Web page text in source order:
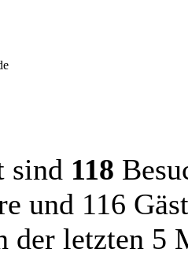
sind 118
und 116
der letzten 5